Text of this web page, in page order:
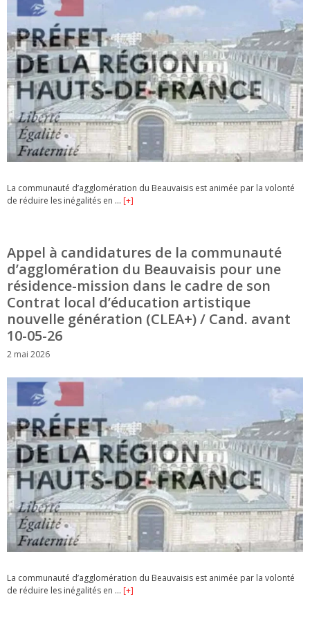
La communauté d’agglomération du Beauvaisis est animée par la volonté
de réduire les inégalités en … [+]
Appel à candidatures de la communauté
d’agglomération du Beauvaisis pour une
résidence-mission dans le cadre de son
Contrat local d’éducation artistique
nouvelle génération (CLEA+) / Cand. avant
10-05-26
2 mai 2026
La communauté d’agglomération du Beauvaisis est animée par la volonté
de réduire les inégalités en … [+]